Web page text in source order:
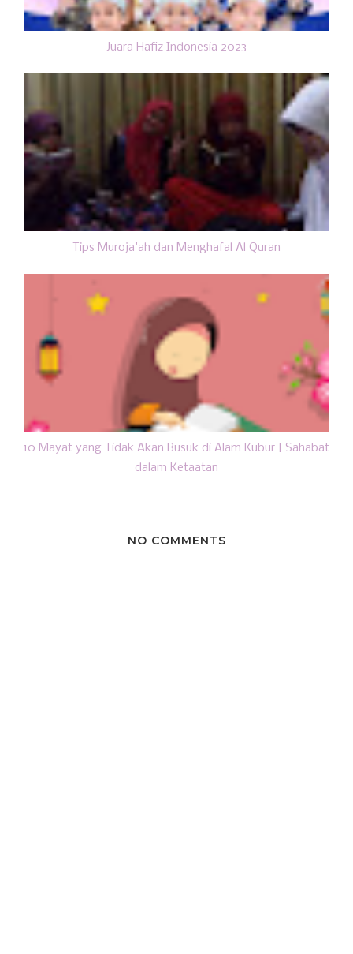
Juara Hafiz Indonesia 2023
Tips Muroja'ah dan Menghafal Al Quran
10 Mayat yang Tidak Akan Busuk di Alam Kubur | Sahabat
dalam Ketaatan
NO COMMENTS